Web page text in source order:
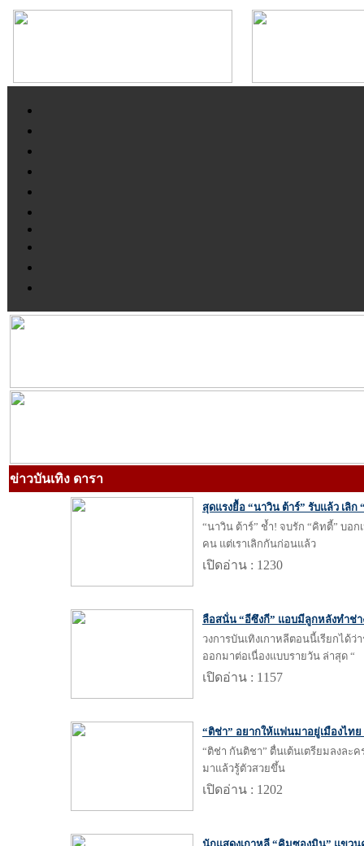
ข่าวบันเทิง ดารา
สุดแรงยื้อ “นาวิน ต้าร์” รับแล้ว เลิ
“นาวิน ต้าร์” ช้ำ! จบรัก “คิทตี้” บอ
คน แต่เราเลิกกันก่อนแล้ว
เปิดอ่าน : 1230
ลือสนั่น “อีซึงกี” แอบมีลูกหลังทำช่
วงการบันเทิงเกาหลีตอนนี้เรียกได้ว่
ออกมาต่อเนื่องแบบรายวัน ล่าสุด “
เปิดอ่าน : 1157
“ติช่า” อยากให้แฟนมาอยู่เมืองไท
“ติช่า กันติชา” ตื่นเต้นเตรียมลงละ
มาแล้วรู้ตัวสวยขึ้น
เปิดอ่าน : 1202